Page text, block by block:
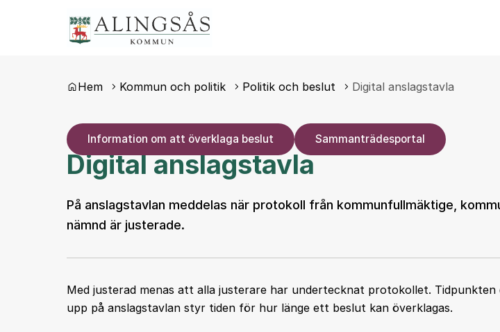
Du är här:
Hem Kommun och politik Politik och beslut Digital anslagstavla
Information om att överklaga beslut Sammanträdesportal
Digital anslagstavla
På anslagstavlan meddelas när protokoll från kommunfullmäktige,
nämnd är justerade.
Med justerad menas att alla justerare har undertecknat protokollet.
upp på anslagstavlan styr tiden för hur länge ett beslut kan överklagas.